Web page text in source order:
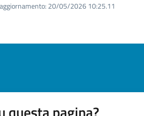
20/05/2026 10:25.11